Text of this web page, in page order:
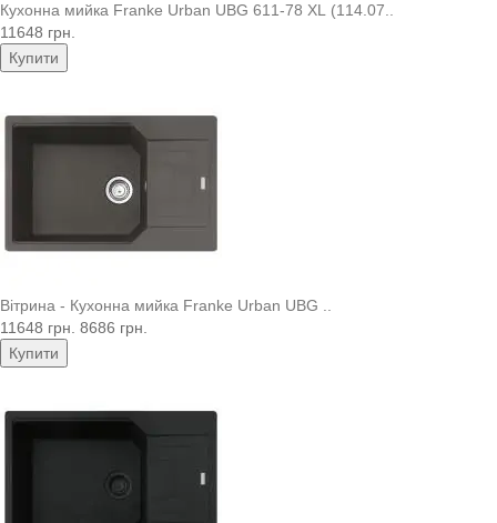
Кухонна мийка Franke Urban UBG 611-78 XL (114.07..
11648 грн.
Купити
Вітрина - Кухонна мийка Franke Urban UBG ..
11648 грн. 8686 грн.
Купити